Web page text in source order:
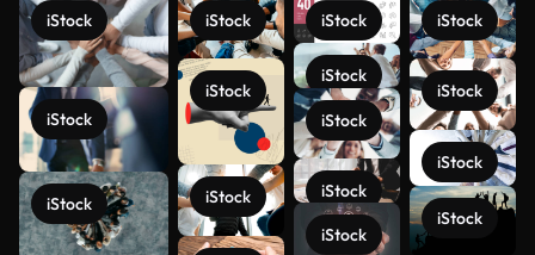
iStock
iStock
iStock
iStock
iStock
iStock
iStock
iStock
iStock
iStock
iStock
iStock
iStock
iStock
iStock